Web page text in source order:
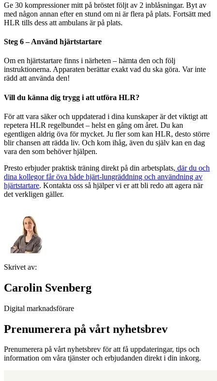
Ge 30 kompressioner mitt på bröstet följt av 2 inblåsningar. Byt av
med någon annan efter en stund om ni är flera på plats. Fortsätt med
HLR tills dess att ambulans är på plats.
Steg 6 – Använd hjärtstartare
Om en hjärtstartare finns i närheten – hämta den och följ
instruktionerna. Apparaten berättar exakt vad du ska göra. Var inte
rädd att använda den!
Vill du känna dig trygg i att utföra HLR?
För att vara säker och uppdaterad i dina kunskaper är det viktigt att
repetera HLR regelbundet – helst en gång om året. Du kan
egentligen aldrig öva för mycket. Ju fler som kan HLR, desto större
blir chansen att rädda liv. Och kom ihåg, även du själv kan en dag
vara den som behöver hjälpen.
Presto erbjuder praktisk träning direkt på din arbetsplats, där du och
dina kollegor får öva både hjärt-lungräddning och användning av
hjärtstartare. Kontakta oss så hjälper vi er att bli redo att agera när
det verkligen gäller.
Skrivet av:
Carolin Svenberg
Digital marknadsförare
Prenumerera på vårt nyhetsbrev
Prenumerera på vårt nyhetsbrev för att få uppdateringar, tips och
information om våra tjänster och erbjudanden direkt i din inkorg.